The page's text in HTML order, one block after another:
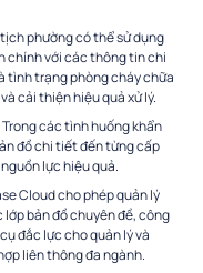
phường có thể sử dụng
chính với các thông tin chi
tình trạng phòng cháy chữa
cải thiện hiệu quả xử lý.
Trong các tình huống khẩn
đồ chi tiết đến từng cấp
lực hiệu quả.
Cloud cho phép quản lý
bản đồ chuyên đề, công
đắc lực cho quản lý và
liên thông đa ngành.